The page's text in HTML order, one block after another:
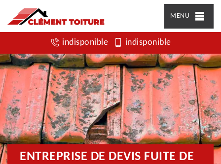
MENU
indisponible indisponible
ENTREPRISE DE DEVIS FUITE DE